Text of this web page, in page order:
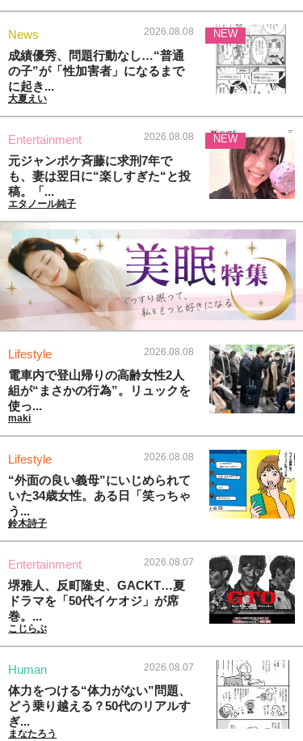
News 2026.08.08
成績優秀、問題行動なし…“普通
の子”が「性加害者」になるまで
に起き...
大夏えい
NEW
Entertainment 2026.08.08
元ジャンポケ斉藤に求刑7年で
も、妻は翌日に“楽しすぎた“と投
稿。「...
エタノール純子
NEW
Lifestyle 2026.08.08
電車内で登山帰りの高齢女性2人
組が“まさかの行為”。リュックを
使っ...
maki
Lifestyle 2026.08.08
“外面の良い義母”にいじめられて
いた34歳女性。ある日「笑っちゃ
う...
鈴木詩子
Entertainment 2026.08.07
堺雅人、反町隆史、GACKT…夏
ドラマを「50代イケオジ」が席
巻。...
こじらぶ
Human 2026.08.07
体力をつける“体力がない”問題、
どう乗り越える？50代のリアルす
ぎ...
まなたろう